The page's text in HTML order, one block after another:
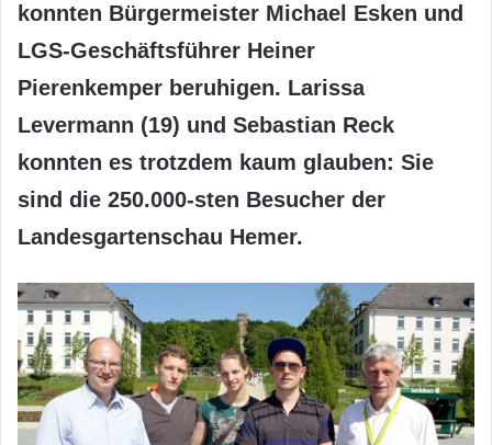
konnten Bürgermeister Michael Esken und
LGS-Geschäftsführer Heiner
Pierenkemper beruhigen. Larissa
Levermann (19) und Sebastian Reck
konnten es trotzdem kaum glauben: Sie
sind die 250.000-sten Besucher der
Landesgartenschau Hemer.